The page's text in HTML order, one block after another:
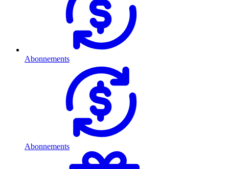
Abonnements
Abonnements